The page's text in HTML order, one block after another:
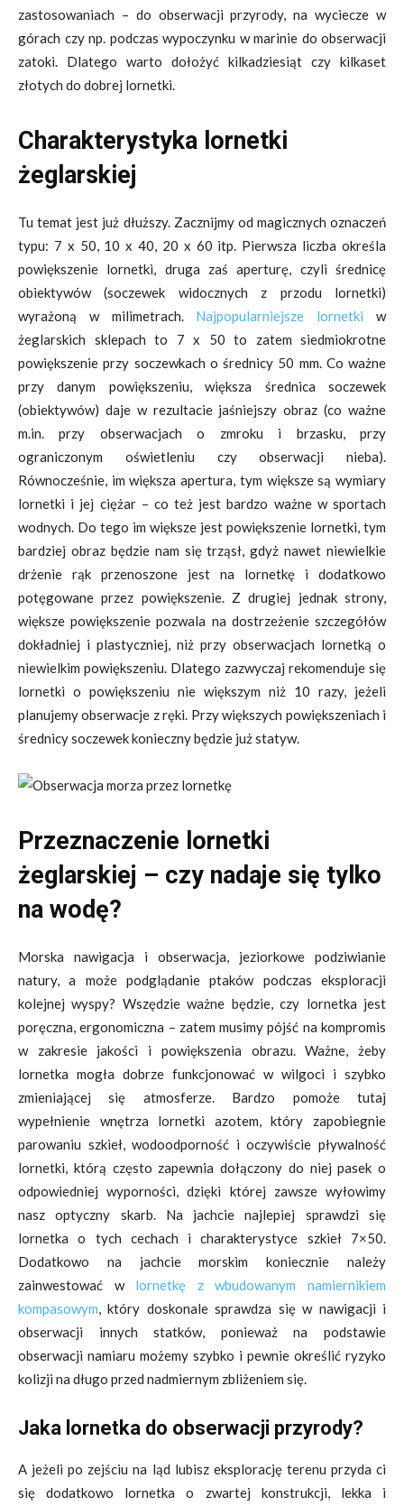
zastosowaniach – do obserwacji przyrody, na wyciecze w
górach czy np. podczas wypoczynku w marinie do obserwacji
zatoki. Dlatego warto dołożyć kilkadziesiąt czy kilkaset
złotych do dobrej lornetki.
Charakterystyka lornetki
żeglarskiej
Tu temat jest już dłuższy. Zacznijmy od magicznych oznaczeń
typu: 7 x 50, 10 x 40, 20 x 60 itp. Pierwsza liczba określa
powiększenie lornetki, druga zaś aperturę, czyli średnicę
obiektywów (soczewek widocznych z przodu lornetki)
wyrażoną w milimetrach. Najpopularniejsze lornetki w
żeglarskich sklepach to 7 x 50 to zatem siedmiokrotne
powiększenie przy soczewkach o średnicy 50 mm. Co ważne
przy danym powiększeniu, większa średnica soczewek
(obiektywów) daje w rezultacie jaśniejszy obraz (co ważne
m.in. przy obserwacjach o zmroku i brzasku, przy
ograniczonym oświetleniu czy obserwacji nieba).
Równocześnie, im większa apertura, tym większe są wymiary
lornetki i jej ciężar – co też jest bardzo ważne w sportach
wodnych. Do tego im większe jest powiększenie lornetki, tym
bardziej obraz będzie nam się trząsł, gdyż nawet niewielkie
drżenie rąk przenoszone jest na lornetkę i dodatkowo
potęgowane przez powiększenie. Z drugiej jednak strony,
większe powiększenie pozwala na dostrzeżenie szczegółów
dokładniej i plastyczniej, niż przy obserwacjach lornetką o
niewielkim powiększeniu. Dlatego zazwyczaj rekomenduje się
lornetki o powiększeniu nie większym niż 10 razy, jeżeli
planujemy obserwacje z ręki. Przy większych powiększeniach i
średnicy soczewek konieczny będzie już statyw.
Przeznaczenie lornetki
żeglarskiej – czy nadaje się tylko
na wodę?
Morska nawigacja i obserwacja, jeziorkowe podziwianie
natury, a może podglądanie ptaków podczas eksploracji
kolejnej wyspy? Wszędzie ważne będzie, czy lornetka jest
poręczna, ergonomiczna – zatem musimy pójść na kompromis
w zakresie jakości i powiększenia obrazu. Ważne, żeby
lornetka mogła dobrze funkcjonować w wilgoci i szybko
zmieniającej się atmosferze. Bardzo pomoże tutaj
wypełnienie wnętrza lornetki azotem, który zapobiegnie
parowaniu szkieł, wodoodporność i oczywiście pływalność
lornetki, którą często zapewnia dołączony do niej pasek o
odpowiedniej wyporności, dzięki której zawsze wyłowimy
nasz optyczny skarb. Na jachcie najlepiej sprawdzi się
lornetka o tych cechach i charakterystyce szkieł 7×50.
Dodatkowo na jachcie morskim koniecznie należy
zainwestować w lornetkę z wbudowanym namiernikiem
kompasowym, który doskonale sprawdza się w nawigacji i
obserwacji innych statków, ponieważ na podstawie
obserwacji namiaru możemy szybko i pewnie określić ryzyko
kolizji na długo przed nadmiernym zbliżeniem się.
Jaka lornetka do obserwacji przyrody?
A jeżeli po zejściu na ląd lubisz eksplorację terenu przyda ci
się dodatkowo lornetka o zwartej konstrukcji, lekka i